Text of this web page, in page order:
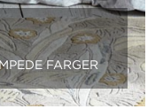
FARGER